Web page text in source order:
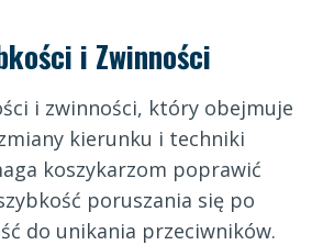
i Zwinności
i zwinności, który obejmuje
kierunku i techniki
koszykarzom poprawić
poruszania się po
do unikania przeciwników.